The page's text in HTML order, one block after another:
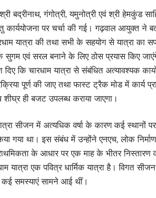
बद्रीनाथ, गंगोत्री, यमुनोत्री एवं श्री हेमकुंड
पर चर्चा की गई। गढ़वाल आयुक्त ने
यात्रा की तथा सभी के सहयोग से यात्रा का
सुगम एवं सरल बनाने के लिए ठोस प्रयास किए
दिए कि चारधाम यात्रा से संबंधित अत्यावश्यक
पूर्ण की जाए तथा फास्ट ट्रैक मोड में कार्य
ही बजट उपलब्ध कराया जाएगा।
सीजन में अत्यधिक वर्षा के कारण कई स्थानों
गया था। इस संबंध में उन्होंने एनएच, लोक
के आधार पर एक माह के भीतर
यात्रा एक पवित्र धार्मिक यात्रा है। विगत
कई समस्याएं सामने आई थीं।